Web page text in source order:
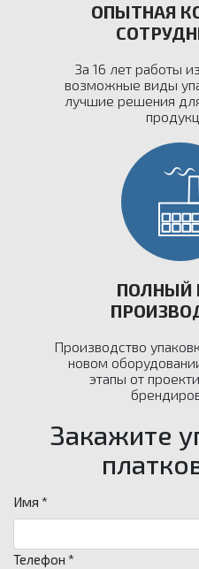
ОПЫТНАЯ
За 16 лет работы
возможные виды
лучшие решения
ПОЛНЫЙ
Производство
новом
этапы от
Закажите
Имя *
Телефон *